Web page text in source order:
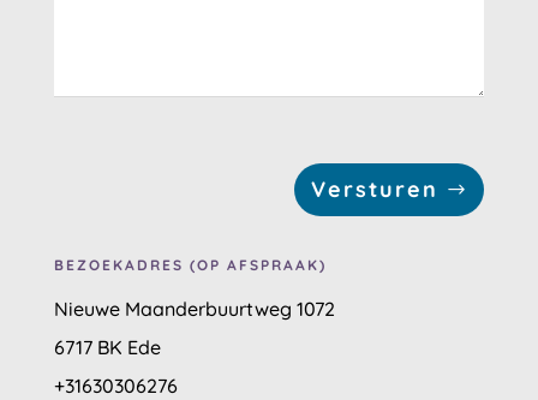
Versturen
BEZOEKADRES (OP AFSPRAAK)
Nieuwe Maanderbuurtweg 1072
6717 BK Ede
+31630306276